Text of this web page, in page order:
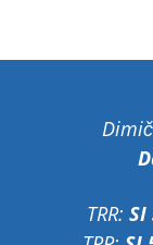
TRR: SI